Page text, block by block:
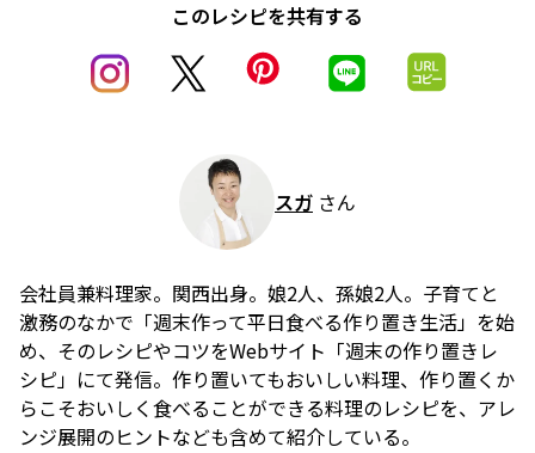
このレシピを共有する
スガ さん
会社員兼料理家。関西出身。娘2人、孫娘2人。子育てと
激務のなかで「週末作って平日食べる作り置き生活」を始
め、そのレシピやコツをWebサイト「週末の作り置きレ
シピ」にて発信。作り置いてもおいしい料理、作り置くか
らこそおいしく食べることができる料理のレシピを、アレ
ンジ展開のヒントなども含めて紹介している。